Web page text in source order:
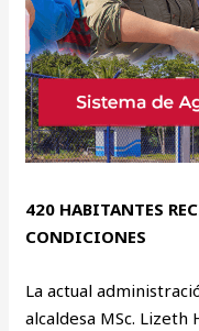
420 HABITANTES
CONDICIONES
La actual
alcaldesa MSc.